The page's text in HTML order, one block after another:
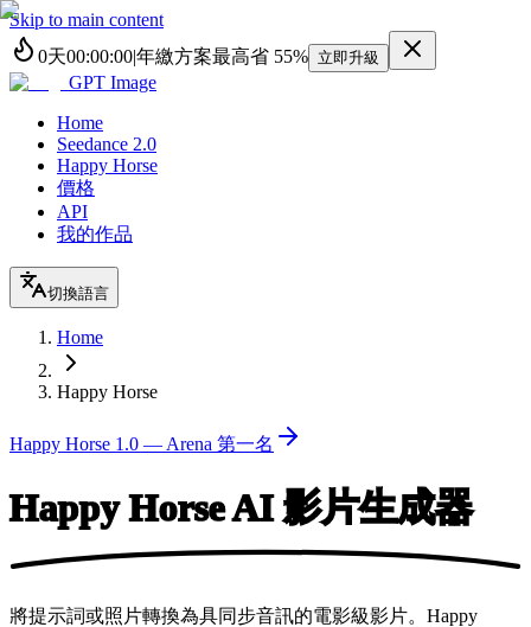
Skip to main content
0天00:00:00|年繳方案最高省 55% 立即升級
GPT Image
Home
Seedance 2.0
Happy Horse
價格
API
我的作品
切換語言
Home
Happy Horse
Happy Horse 1.0 — Arena 第一名
Happy HorseAI 影片生成器
將提示詞或照片轉換為具同步音訊的電影級影片。Happy